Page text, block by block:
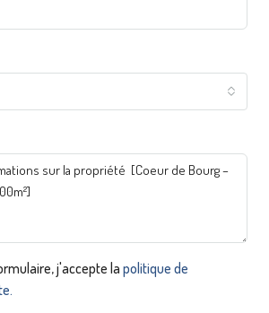
j'accepte la politique de